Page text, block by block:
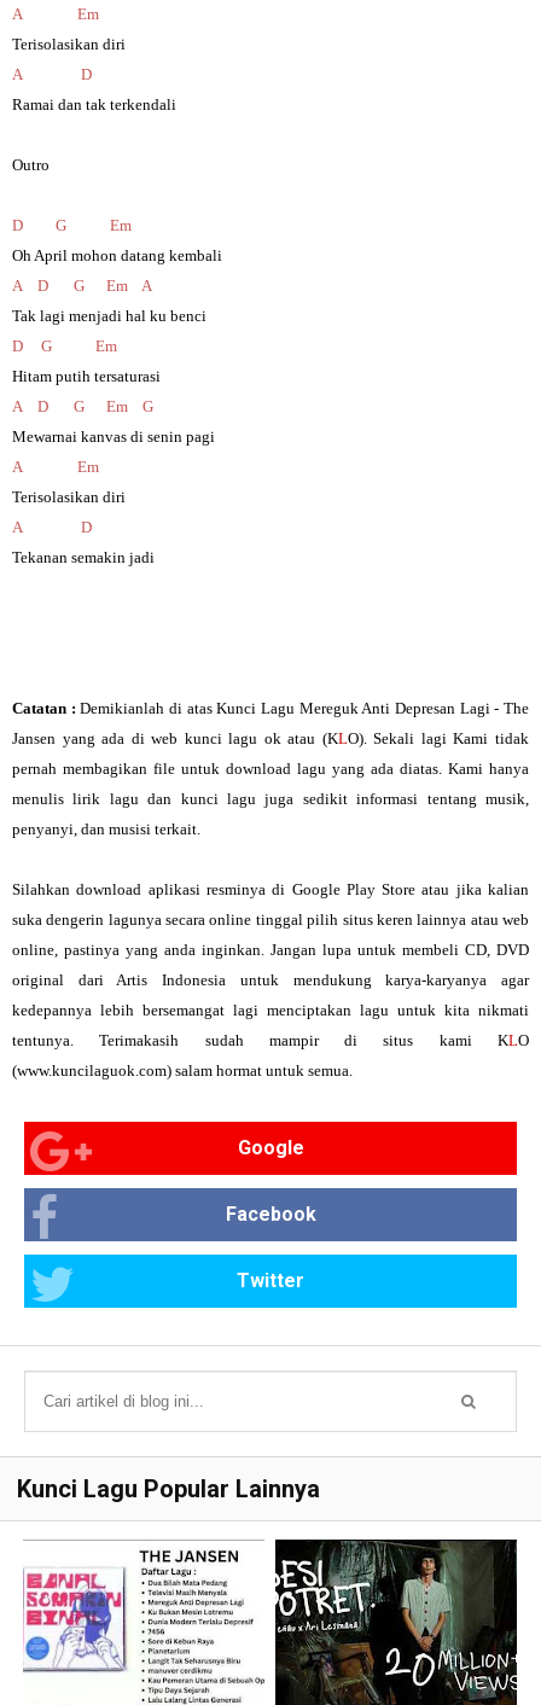
A
Em
Terisolasikan diri
A
D
Ramai dan tak terkendali
Outro
D G
Em
Oh April mohon datang kembali
A
D G Em
A
Tak lagi menjadi hal ku benci
D
G
Em
Hitam putih tersaturasi
A
D G Em
G
Mewarnai kanvas di senin pagi
A
Em
Terisolasikan diri
A
D
Tekanan semakin jadi
Catatan :Demikianlah di atas Kunci Lagu Mereguk Anti Depresan Lagi - The
Jansen yang ada di web kunci lagu ok atau (KLO). Sekali lagi Kami tidak
pernah membagikan file untuk download lagu yang ada diatas. Kami hanya
menulis lirik lagu dan kunci lagu juga sedikit informasi tentang musik,
penyanyi, dan musisi terkait.
Silahkan download aplikasi resminya di Google Play Store atau jika kalian
suka dengerin lagunya secara online tinggal pilih situs keren lainnya atau web
online, pastinya yang anda inginkan. Jangan lupa untuk membeli CD, DVD
original dari Artis Indonesia untuk mendukung karya-karyanya agar
kedepannya lebih bersemangat lagi menciptakan lagu untuk kita nikmati
tentunya. Terimakasih sudah mampir di situs kami KLO
(www.kuncilaguok.com) salam hormat untuk semua.
Google
Facebook
Twitter
Kunci Lagu Popular Lainnya